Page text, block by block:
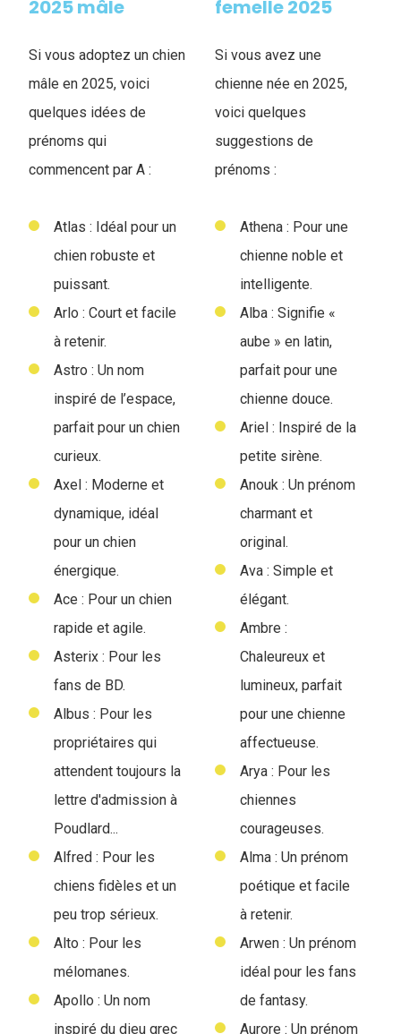
2025 mâle
Si vous adoptez un chien
mâle en 2025, voici
quelques idées de
prénoms qui
commencent par A :
Atlas : Idéal pour un
chien robuste et
puissant.
Arlo : Court et facile
à retenir.
Astro : Un nom
inspiré de l’espace,
parfait pour un chien
curieux.
Axel : Moderne et
dynamique, idéal
pour un chien
énergique.
Ace : Pour un chien
rapide et agile.
Asterix : Pour les
fans de BD.
Albus : Pour les
propriétaires qui
attendent toujours la
lettre d'admission à
Poudlard...
Alfred : Pour les
chiens fidèles et un
peu trop sérieux.
Alto : Pour les
mélomanes.
Apollo : Un nom
inspiré du dieu grec
femelle 2025
Si vous avez une
chienne née en 2025,
voici quelques
suggestions de
prénoms :
Athena : Pour une
chienne noble et
intelligente.
Alba : Signifie «
aube » en latin,
parfait pour une
chienne douce.
Ariel : Inspiré de la
petite sirène.
Anouk : Un prénom
charmant et
original.
Ava : Simple et
élégant.
Ambre :
Chaleureux et
lumineux, parfait
pour une chienne
affectueuse.
Arya : Pour les
chiennes
courageuses.
Alma : Un prénom
poétique et facile
à retenir.
Arwen : Un prénom
idéal pour les fans
de fantasy.
Aurore : Un prénom